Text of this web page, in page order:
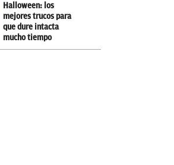
Halloween: los
mejores trucos para
que dure intacta
mucho tiempo